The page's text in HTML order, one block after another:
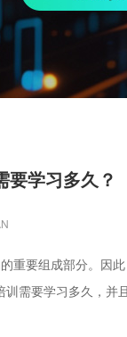
要学习多久？
要组成部分。因
需要学习多久，并